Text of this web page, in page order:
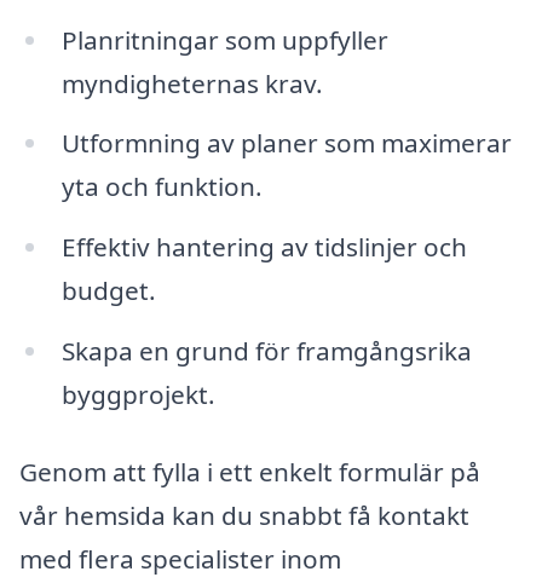
Planritningar som uppfyller
myndigheternas krav.
Utformning av planer som maximerar
yta och funktion.
Effektiv hantering av tidslinjer och
budget.
Skapa en grund för framgångsrika
byggprojekt.
Genom att fylla i ett enkelt formulär på
vår hemsida kan du snabbt få kontakt
med flera specialister inom